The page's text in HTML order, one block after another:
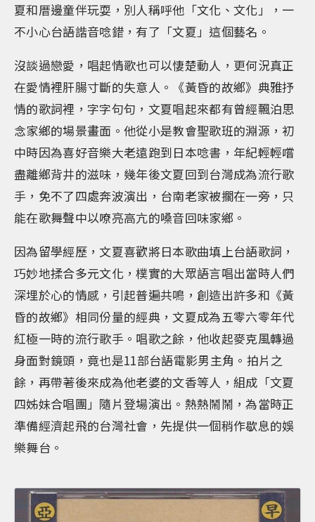
夏和厝邊童伴玩耍，別人稱呼他「文化、文化」，一
不小心台語諧音唸錯，有了「文夏」這個藝名。
沒談過戀愛，唱起情歌也可以悽楚動人，更何況真正
在愛情裡肝腸寸斷的失意人。《黃昏的故鄉》典雅抒
情的歌詞裡，字字句句，文夏唱起來都有曾經飄泊思
念家鄉的場景畫面。他從小是教會聖歌班的淵源，初
中時因為喜好音樂大老遠跑到日本唸書，年紀輕輕嚐
盡離鄉背井的滋味，幾年後文夏回到台灣成為流行歌
手，免不了四處奔波演出，台南老家被擱在一旁，只
能在歌舞聲中以嘹亮高亢的嗓音回味家鄉。
因為留學經歷，文夏喜歡將日本歌曲填上台語歌詞，
巧妙地揉合多元文化，樸實的大眾語言唱出當時人們
深埋於心的情感，引起普遍共鳴，創造出許多和《黃
昏的故鄉》相同份量的經典，文夏成為五零六零年代
紅極一時的流行歌手。唱歌之餘，他收起麥克風轉過
身面對鏡頭，竟也是11部台語電影男主角。拍片之
餘，再帶著後來成為他老婆的文香等人，組成「文夏
四姊妹合唱團」隨片登場演出。熱熱鬧鬧，為當時正
準備經濟起飛的台灣社會，先提供一個稍作歇息的娛
樂舞台。